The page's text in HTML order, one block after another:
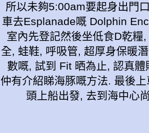
所以未夠5:00am要起身出門
車去Esplanade嘅 Dolphin
室內先登記然後坐低食D乾糧
全, 蛙鞋, 呼吸管, 超厚身保暖
數嘅, 試到 Fit 晒為止, 認真
仲有介紹睇海豚嘅方法. 最後
頭上船出發, 去到海中心